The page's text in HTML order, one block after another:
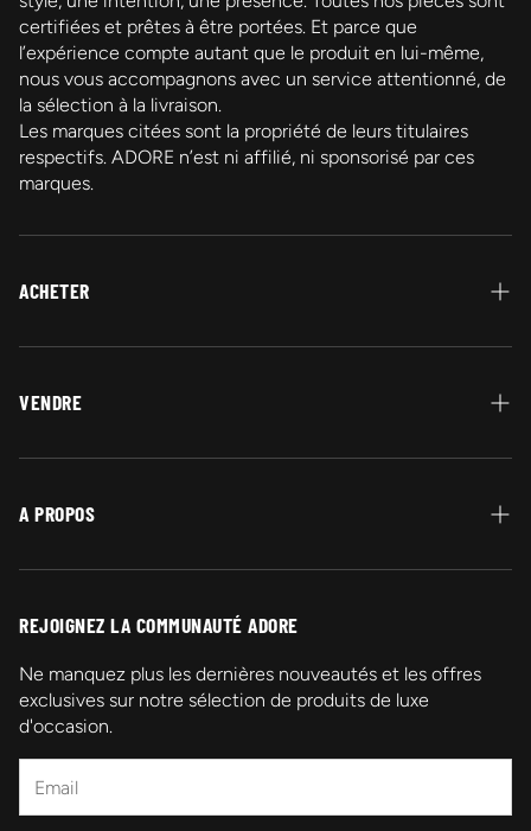
certifiées et prêtes à être portées. Et parce que
l’expérience compte autant que le produit en lui-même,
nous vous accompagnons avec un service attentionné, de
la sélection à la livraison.
Les marques citées sont la propriété de leurs titulaires
respectifs. ADORE n’est ni affilié, ni sponsorisé par ces
marques.
ACHETER
Protection Acheteur
Paiement
VENDRE
Vendez vos bijoux en or
A PROPOS
Qui sommes-nous ?
Contactez-nous
Promotions
Mentions légales
REJOIGNEZ LA COMMUNAUTÉ ADORE
Ne manquez plus les dernières nouveautés et les offres
exclusives sur notre sélection de produits de luxe
d'occasion.